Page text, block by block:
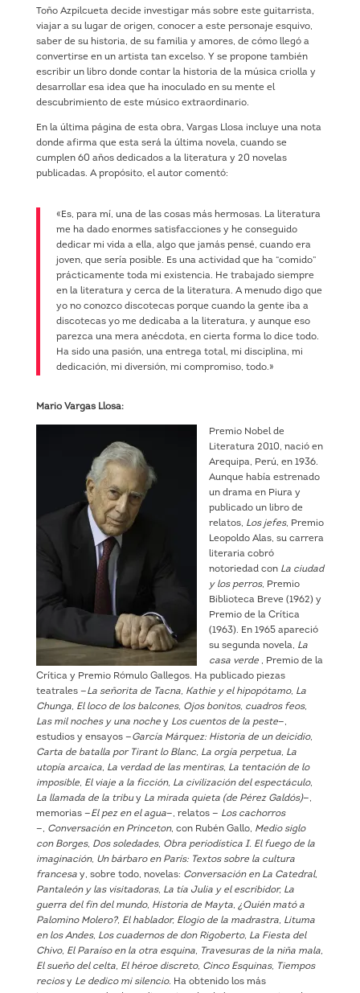
Toño Azpilcueta decide investigar más sobre este guitarrista,
viajar a su lugar de origen, conocer a este personaje esquivo,
saber de su historia, de su familia y amores, de cómo llegó a
convertirse en un artista tan excelso. Y se propone también
escribir un libro donde contar la historia de la música criolla y
desarrollar esa idea que ha inoculado en su mente el
descubrimiento de este músico extraordinario.
En la última página de esta obra, Vargas Llosa incluye una nota
donde afirma que esta será la última novela, cuando se
cumplen 60 años dedicados a la literatura y 20 novelas
publicadas. A propósito, el autor comentó:
«Es, para mí, una de las cosas más hermosas. La literatura
me ha dado enormes satisfacciones y he conseguido
dedicar mi vida a ella, algo que jamás pensé, cuando era
joven, que sería posible. Es una actividad que ha “comido”
prácticamente toda mi existencia. He trabajado siempre
en la literatura y cerca de la literatura. A menudo digo que
yo no conozco discotecas porque cuando la gente iba a
discotecas yo me dedicaba a la literatura, y aunque eso
parezca una mera anécdota, en cierta forma lo dice todo.
Ha sido una pasión, una entrega total, mi disciplina, mi
dedicación, mi diversión, mi compromiso, todo.»
Mario Vargas Llosa:
Premio Nobel de
Literatura 2010, nació en
Arequipa, Perú, en 1936.
Aunque había estrenado
un drama en Piura y
publicado un libro de
relatos, Los jefes, Premio
Leopoldo Alas, su carrera
literaria cobró
notoriedad conLa ciudad
y los perros, Premio
Biblioteca Breve (1962) y
Premio de la Crítica
(1963). En 1965 apareció
su segunda novela, La
casa verde , Premio de la
Crítica y Premio Rómulo Gallegos. Ha publicado piezas
teatrales —La señorita de Tacna, Kathie y el hipopótamo, La
Chunga, El loco de los balcones, Ojos bonitos, cuadros feos,
Las mil noches y una nochey Los cuentos de la peste—,
estudios y ensayos —García Márquez: Historia de un deicidio,
Carta de batalla por Tirant lo Blanc, La orgía perpetua, La
utopía arcaica, La verdad de las mentiras, La tentación de lo
imposible, El viaje a la ficción, La civilización del espectáculo,
La llamada de la tribuy La mirada quieta (de Pérez Galdós)—,
memorias —El pez en el agua—, relatos — Los cachorros
—, Conversación en Princeton, con Rubén Gallo, Medio siglo
con Borges, Dos soledades, Obra periodística I. El fuego de la
imaginación, Un bárbaro en París: Textos sobre la cultura
francesay, sobre todo, novelas: Conversación en La Catedral,
Pantaleón y las visitadoras, La tía Julia y el escribidor, La
guerra del fin del mundo, Historia de Mayta, ¿Quién mató a
Palomino Molero?, El hablador, Elogio de la madrastra, Lituma
en los Andes, Los cuadernos de don Rigoberto, La Fiesta del
Chivo, El Paraíso en la otra esquina, Travesuras de la niña mala,
El sueño del celta, El héroe discreto, Cinco Esquinas, Tiempos
reciosy Le dedico mi silencio. Ha obtenido los más